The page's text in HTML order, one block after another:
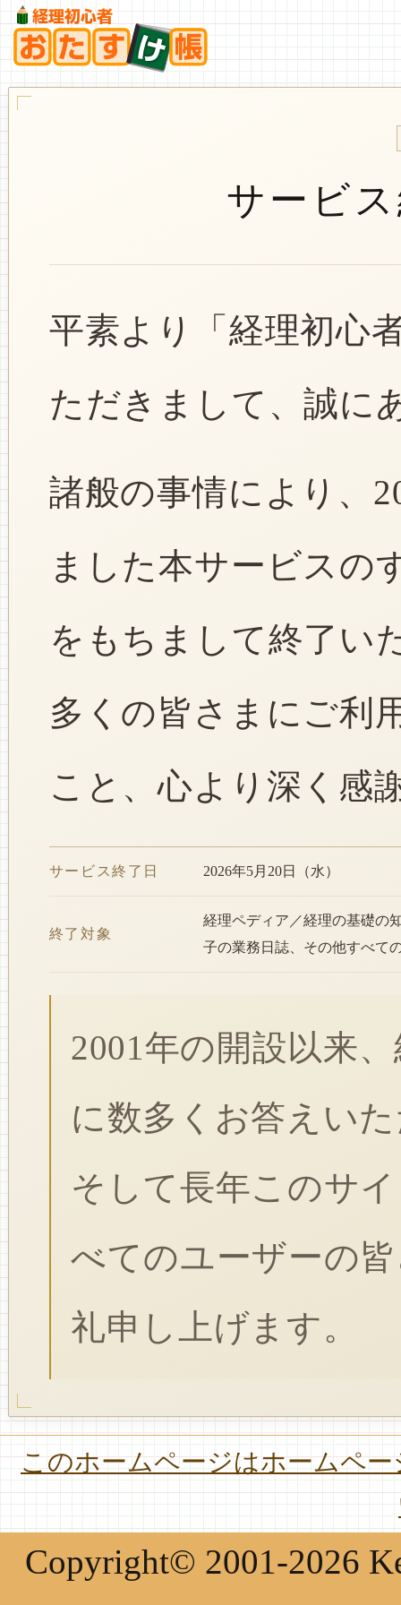
サービ
平素より「経理初心
ただきまして、誠に
諸般の事情により、
ました本サービスの
をもちまして終了い
多くの皆さまにご利
こと、心より深く感
サービス終了日 2026年5月20日（水）
終了対象
経理ペディア／経理の基礎の
子の業務日誌、その他すべて
2001年の開設以来
に数多くお答えい
そして長年このサ
べてのユーザーの
礼申し上げます。
このホームページはホームペ
Copyright© 2001-2026